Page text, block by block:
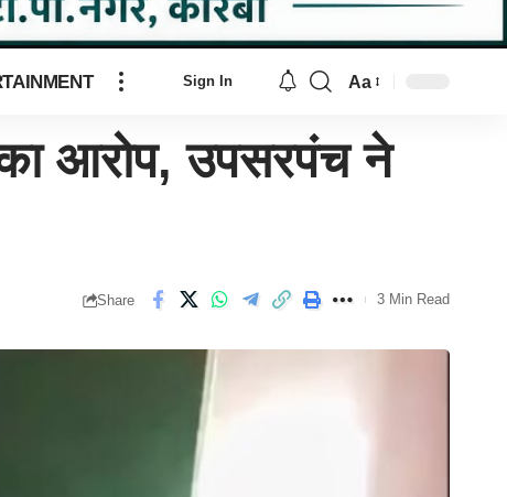
Sign In Aa
आरोप, उपसरपंच ने
Share 3 Min Read